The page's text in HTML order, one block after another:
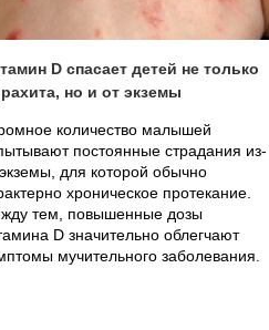
D спасает детей не только
но и от экземы
количество малышей
постоянные страдания из-
для которой обычно
хроническое протекание.
тем, повышенные дозы
D значительно облегчают
мучительного заболевания.